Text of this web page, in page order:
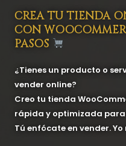
CREA TU TIENDA
CON
PASOS
¿Tienes un producto o
vender online?
Creo tu tienda
rápida y optimizada para
Tú enfócate en vender.